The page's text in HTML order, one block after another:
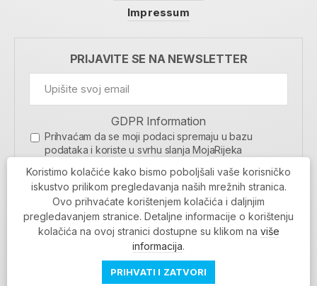
Impressum
PRIJAVITE SE NA NEWSLETTER
GDPR Information
Prihvaćam da se moji podaci spremaju u bazu
podataka i koriste u svrhu slanja MojaRijeka
MOJARIJEKA NEWSLETTER
PRIJAVI SE
Povratak na vrh
Koristimo kolačiće kako bismo poboljšali vaše korisničko
iskustvo prilikom pregledavanja naših mrežnih stranica.
Ovo prihvaćate korištenjem kolačića i daljnjim
pregledavanjem stranice. Detaljne informacije o korištenju
kolačića na ovoj stranici dostupne su klikom na više
informacija.
PRIHVATI I ZATVORI